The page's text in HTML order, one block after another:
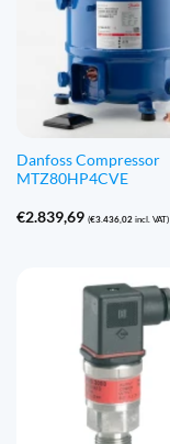
Danfoss Compressor
MTZ80HP4CVE
€2.839,69 (€3.436,02incl. VAT)